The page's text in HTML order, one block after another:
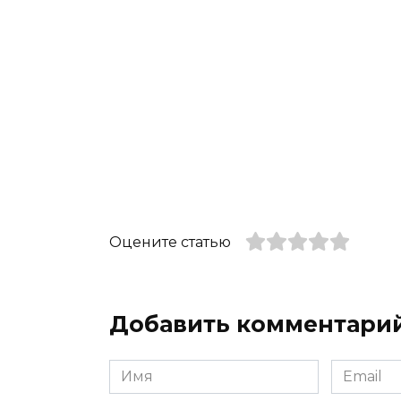
Оцените статью
Добавить
Имя
*
Email
*